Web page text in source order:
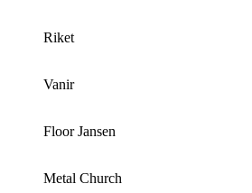
Riket
Vanir
Floor Jansen
Metal Church